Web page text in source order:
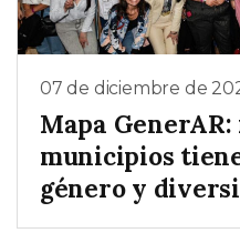
07 de diciembre de
Mapa GenerAR:
municipios
género y